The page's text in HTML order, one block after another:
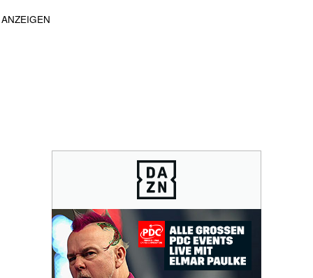
ANZEIGEN